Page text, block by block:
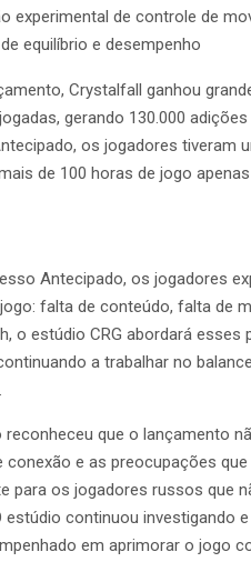
experimental de controle de
equilíbrio e desempenho
Crystalfall ganhou
gerando 130.000
os jogadores tiveram
de 100 horas de jogo
Antecipado, os jogadores
falta de conteúdo, falta de
o estúdio CRG abordará
a trabalhar no
reconheceu que o lançamento
conexão e as preocupações
para os jogadores russos que
estúdio continuou investigando
em aprimorar o jogo